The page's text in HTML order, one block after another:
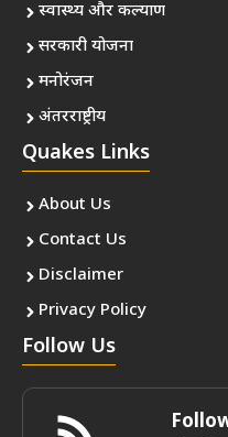
स्वास्थ्य और कल्याण
सरकारी योजना
मनोरंजन
अंतरराष्ट्रीय
Quakes Links
About Us
Contact Us
Disclaimer
Privacy Policy
Follow Us